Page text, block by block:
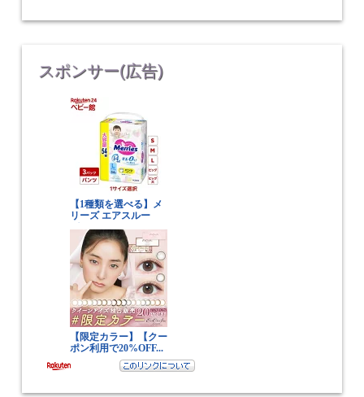
スポンサー(広告)